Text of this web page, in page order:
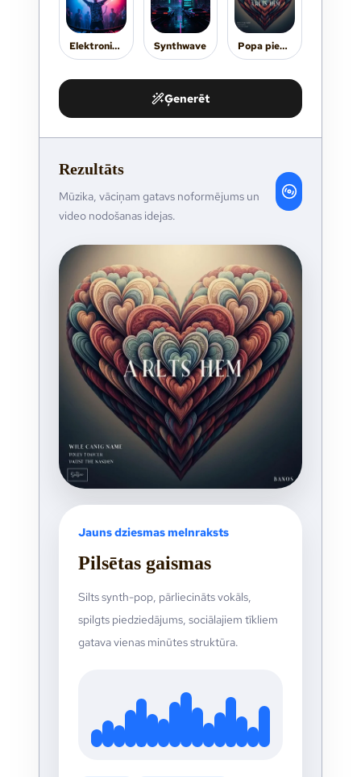
Elektroniskā Synthwave Popa piedziedājums
Ģenerēt
Rezultāts
Mūzika, vāciņam gatavs noformējums un
video nodošanas idejas.
Jauns dziesmas melnraksts
Pilsētas gaismas
Silts synth-pop, pārliecināts vokāls,
spilgts piedziedājums, sociālajiem tīkliem
gatava vienas minūtes struktūra.